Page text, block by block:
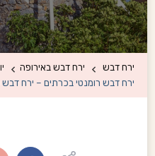
ירח דבש ירח דבש באירופה
ירח דבש רומנטי בכרתים – ירח דבש